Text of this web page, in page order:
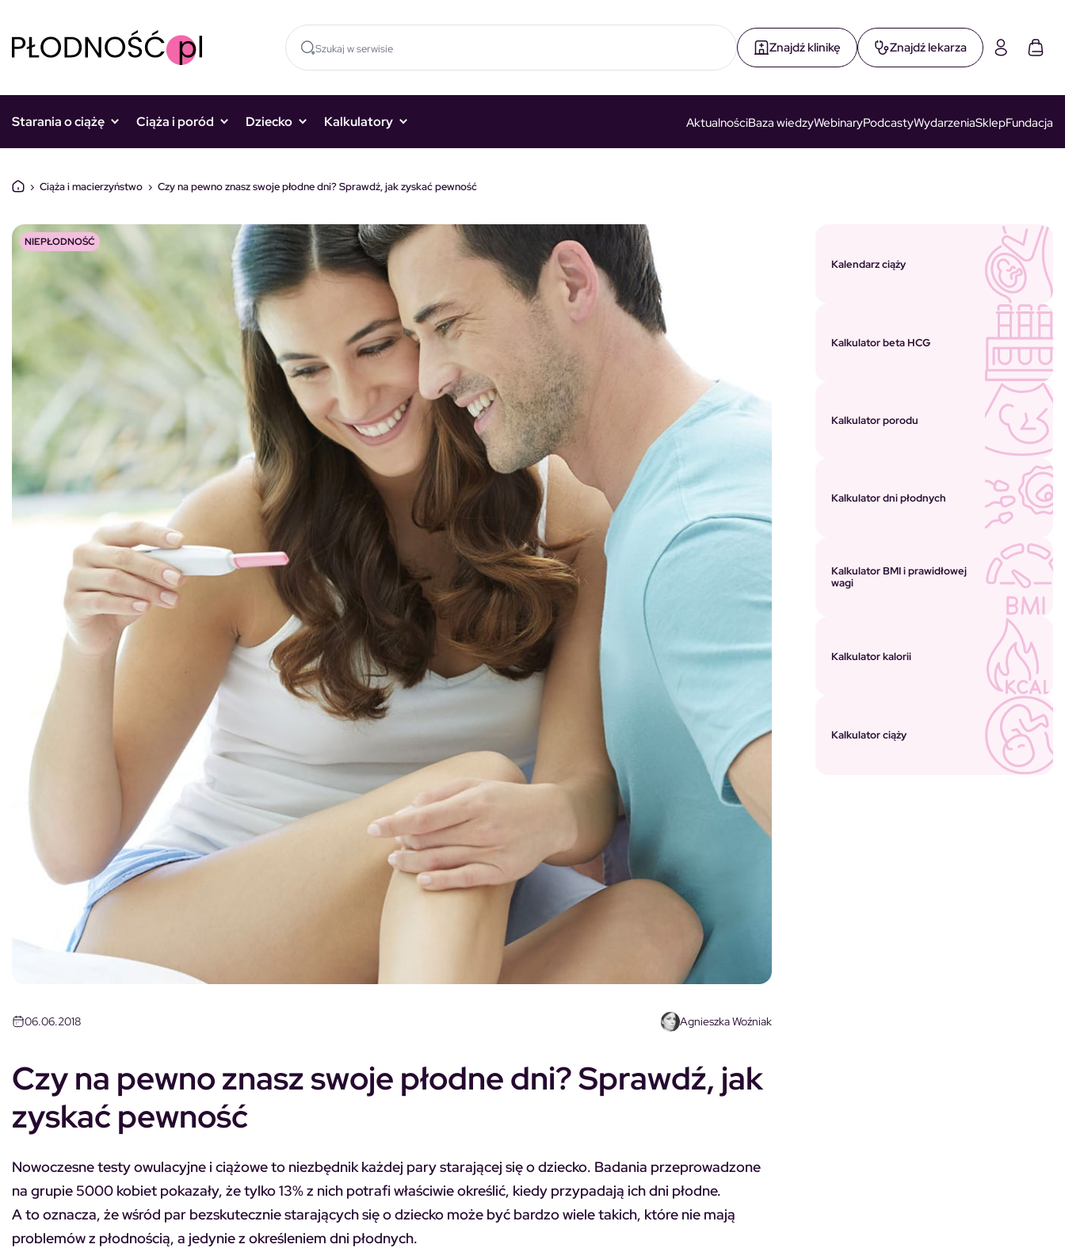
Znajdź klinikę Znajdź lekarza
Starania o ciążę Ciąża i poród Dziecko Kalkulatory AktualnościBaza wiedzyWebinaryPodcastyWydarzeniaSklepFundacja
› Ciąża i macierzyństwo › Czy na pewno znasz swoje płodne dni? Sprawdź, jak zyskać pewność
NIEPŁODNOŚĆ
06.06.2018 Agnieszka Woźniak
Czy na pewno znasz swoje płodne dni? Sprawdź, jak
zyskać pewność
Nowoczesne testy owulacyjne i ciążowe to niezbędnik każdej pary starającej się o dziecko. Badania przeprowadzone
na grupie 5000 kobiet pokazały, że tylko 13% z nich potrafi właściwie określić, kiedy przypadają ich dni płodne.
A to oznacza, że wśród par bezskutecznie starających się o dziecko może być bardzo wiele takich, które nie mają
problemów z płodnością, a jedynie z określeniem dni płodnych.
Kalendarz ciąży
Kalkulator beta HCG
Kalkulator porodu
Kalkulator dni płodnych
Kalkulator BMI i prawidłowej
wagi
Kalkulator kalorii
Kalkulator ciąży